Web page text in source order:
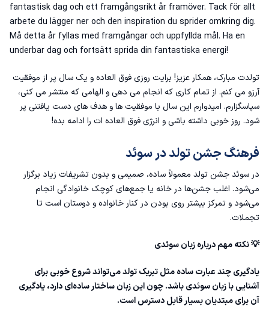
fantastisk dag och ett framgångsrikt år framöver. Tack för allt
arbete du lägger ner och den inspiration du sprider omkring dig.
Må detta år fyllas med framgångar och uppfyllda mål. Ha en
underbar dag och fortsätt sprida din fantastiska energi!
تولدت مبارک، همکار عزیز! برایت روزی فوق العاده و یک سال پر از موفقیت
آرزو می کنم. از تمام کاری که انجام می دهی و الهامی که منتشر می کنی،
سپاسگزارم. امیدوارم این سال با موفقیت ها و هدف های دست یافتنی پر
شود. روز خوبی داشته باشی و انرژی فوق العاده ات را ادامه بده!
فرهنگ جشن تولد در سوئد
در سوئد جشن تولد معمولاً ساده، صمیمی و بدون تشریفات زیاد برگزار
می‌شود. اغلب جشن‌ها در خانه یا جمع‌های کوچک خانوادگی انجام
می‌شود و تمرکز بیشتر روی بودن در کنار خانواده و دوستان است تا
تجملات.
💡 نکته مهم درباره زبان سوئدی
یادگیری چند عبارت ساده مثل تبریک تولد می‌تواند شروع خوبی برای
آشنایی با زبان سوئدی باشد. چون این زبان ساختار ساده‌ای دارد، یادگیری
آن برای مبتدیان بسیار قابل دسترس است.